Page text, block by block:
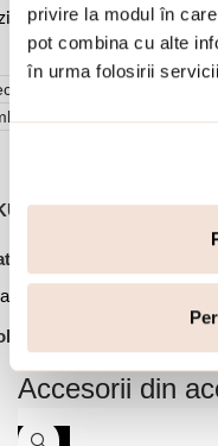
privire la modul în
pot combina cu alte
în urma folosirii
(0)
02J27-00043
placate cu aur ,
Accesorii din
-20%